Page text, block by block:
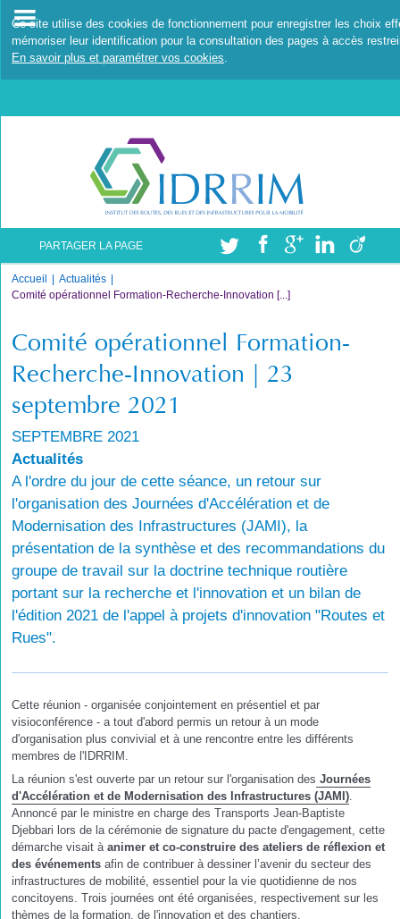
Ce site utilise des cookies de fonctionnement pour enregistrer les choix
mémoriser leur identification pour la consultation des pages à accès
En savoir plus et paramétrer vos cookies
PARTAGER LA PAGE
Accueil
Actualités
Comité opérationnel Formation-Recherche-Innovation [...]
Comité opérationnel Formation-
Recherche-Innovation | 23
septembre 2021
SEPTEMBRE 2021
Actualités
A l'ordre du jour de cette séance, un retour sur
l'organisation des Journées d'Accélération et de
Modernisation des Infrastructures (JAMI), la
présentation de la synthèse et des recommandations du
groupe de travail sur la doctrine technique routière
portant sur la recherche et l'innovation et un bilan de
l'édition 2021 de l'appel à projets d'innovation "Routes et
Rues".
Cette réunion - organisée conjointement en présentiel et par
visioconférence - a tout d'abord permis un retour à un mode
d'organisation plus convivial et à une rencontre entre les différents
membres de l'IDRRIM.
La réunion s'est ouverte par un retour sur l'organisation des Journées
d'Accélération et de Modernisation des Infrastructures (JAMI)
Annoncé par le ministre en charge des Transports Jean-Baptiste
Djebbari lors de la cérémonie de signature du pacte d'engagement, cette
démarche visait à animer et co-construire des ateliers de réflexion et
des événements afin de contribuer à dessiner l’avenir du secteur des
infrastructures de mobilité, essentiel pour la vie quotidienne de nos
concitoyens. Trois journées ont été organisées, respectivement sur les
thèmes de la formation, de l'innovation et des chantiers.